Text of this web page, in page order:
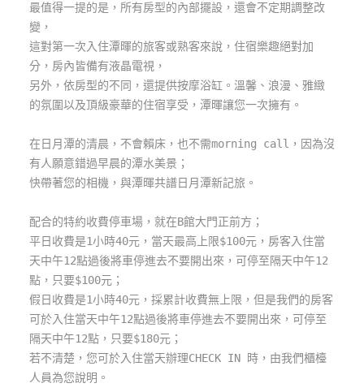
訂
單
管
理
員
帳
戶
客
服
聯
絡
單
Line
最值得一提的是，所有房型的內部擺設，還會不定期調整改
變，
這對第一次入住潭暉的旅客或熟客來說，住宿樂趣絕對加
分，房內皆備有液晶電視，
另外，依房型的不同，還提供按摩浴缸。溫馨、浪漫、雅緻
的氛圍以及頂級豪華的住宿享受，潭暉讓您一次擁有。
在日月潭的清晨，不會賴床，也不需morning call，因為沒
有人願意錯過早晨的潭水美景；
快帶著您的相機，與潭暉共譜日月潭新記旅。
配合的特約收費停車場，就在B館大門正前方；
平日收費是1小時40元，當天最高上限$100元，房客入住當
天中午12點過後將車停進去不要開出來，可停至隔天中午12
點，只要$100元；
假日收費是1小時40元，採累計收費無上限，但是我們的房客
可於入住當天中午12點過後將車停進去不要開出來，可停至
隔天中午12點，只要$180元；
若不清楚，您可於入住當天辦理CHECK IN 時，由我們櫃檯
人員為您說明。